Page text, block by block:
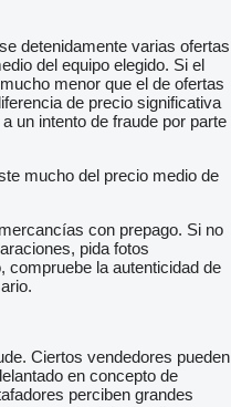
detenidamente varias ofertas
del equipo elegido. Si el
menor que el de ofertas
de precio significativa
un intento de fraude por parte
mucho del precio medio de
con prepago. Si no
pida fotos
compruebe la autenticidad de
Ciertos vendedores pueden
en concepto de
perciben grandes